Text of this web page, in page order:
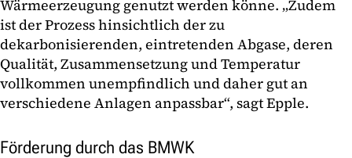
Wärmeerzeugung genutzt werden könne. „Zudem
ist der Prozess hinsichtlich der zu
dekarbonisierenden, eintretenden Abgase, deren
Qualität, Zusammensetzung und Temperatur
vollkommen unempfindlich und daher gut an
verschiedene Anlagen anpassbar“, sagt Epple.
Förderung durch das BMWK